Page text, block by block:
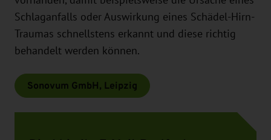
Schlaganfalls oder Auswirkung eines Schädel-Hirn-
Traumas schnellstens erkannt und diese richtig
behandelt werden können.
Sonovum GmbH, Leipzig